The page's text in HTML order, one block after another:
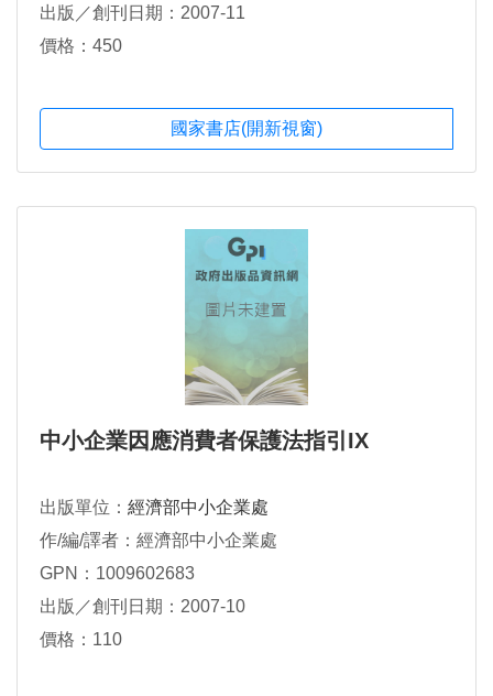
出版／創刊日期：2007-11
價格：450
國家書店(開新視窗)
中小企業因應消費者保護法指引IX
出版單位： 經濟部中小企業處
作/編/譯者：經濟部中小企業處
GPN：1009602683
出版／創刊日期：2007-10
價格：110